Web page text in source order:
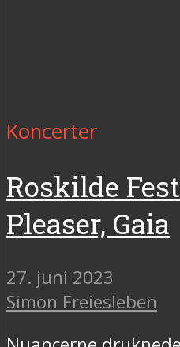
Koncerter
Roskilde
Pleaser, Gaia
27. juni 2023
Simon Freiesleben